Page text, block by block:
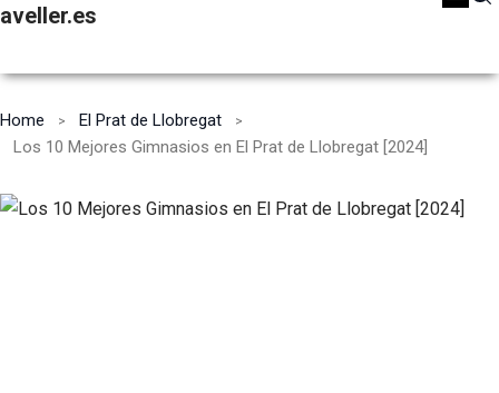
aveller.es
Home
El Prat de Llobregat
Los 10 Mejores Gimnasios en El Prat de Llobregat [2024]